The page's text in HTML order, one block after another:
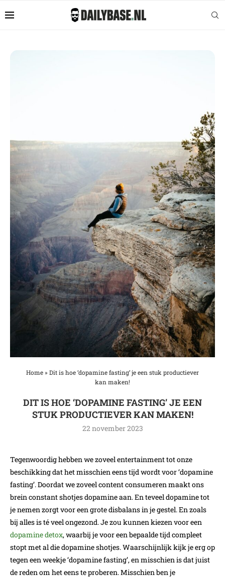
Home» Dit is hoe ‘dopamine fasting’ je een stuk productiever
kan maken!
DIT IS HOE ‘DOPAMINE FASTING’ JE EEN
STUK PRODUCTIEVER KAN MAKEN!
22 november 2023
Tegenwoordig hebben we zoveel entertainment tot onze
beschikking dat het misschien eens tijd wordt voor ‘dopamine
fasting’. Doordat we zoveel content consumeren maakt ons
brein constant shotjes dopamine aan. En teveel dopamine tot
je nemen zorgt voor een grote disbalans in je gestel. En zoals
bij alles is té veel ongezond. Je zou kunnen kiezen voor een
dopamine detox, waarbij je voor een bepaalde tijd compleet
stopt met al die dopamine shotjes. Waarschijnlijk kijk je erg op
tegen een weekje ‘dopamine fasting’, en misschien is dat juist
de reden om het eens te proberen. Misschien ben je